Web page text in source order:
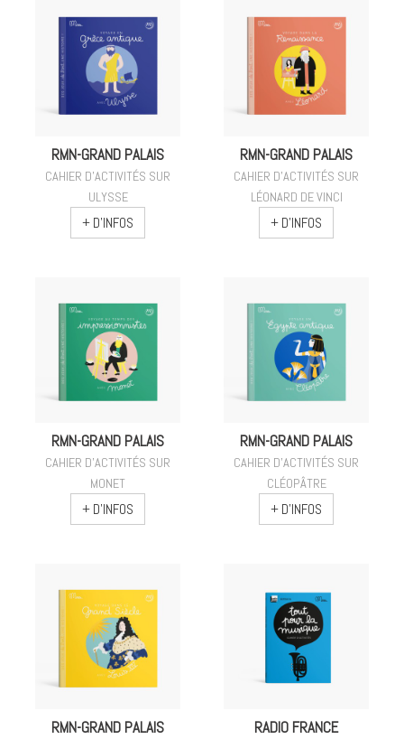
RMN-GRAND PALAIS
CAHIER D'ACTIVITÉS SUR
ULYSSE
+ D'INFOS
RMN-GRAND PALAIS
CAHIER D'ACTIVITÉS SUR
LÉONARD DE VINCI
+ D'INFOS
RMN-GRAND PALAIS
CAHIER D'ACTIVITÉS SUR
MONET
+ D'INFOS
RMN-GRAND PALAIS
CAHIER D'ACTIVITÉS SUR
CLÉOPÂTRE
+ D'INFOS
RMN-GRAND PALAIS RADIO FRANCE